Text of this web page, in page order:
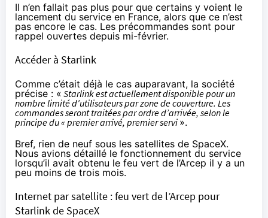
Il n’en fallait pas plus pour que certains y voient le
lancement du service en France, alors que ce n’est
pas encore le cas. Les précommandes sont pour
rappel ouvertes depuis mi-février.
Accéder à Starlink
Comme c’était déjà le cas auparavant, la société
précise : « Starlink est actuellement disponible pour un
nombre limité d’utilisateurs par zone de couverture. Les
commandes seront traitées par ordre d’arrivée, selon le
principe du « premier arrivé, premier servi ».
Bref, rien de neuf sous les satellites de SpaceX.
Nous avions détaillé le fonctionnement du service
lorsqu’il avait obtenu le feu vert de l’Arcep il y a un
peu moins de trois mois.
Internet par satellite : feu vert de l’Arcep pour
Starlink de SpaceX